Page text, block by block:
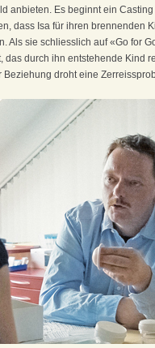
anbieten. Es beginnt ein
dass Isa für ihren brennenden
Als sie schliesslich auf «Go for
durch ihn entstehende Kind
Beziehung droht eine